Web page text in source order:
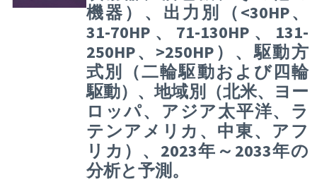
機器）、出力別（<30HP、
31-70HP、71-130HP、131-
250HP、>250HP）、駆動方
式別（二輪駆動および四輪
駆動）、地域別（北米、ヨー
ロッパ、アジア太平洋、ラ
テンアメリカ、中東、アフ
リカ）、2023年～2033年の
分析と予測。